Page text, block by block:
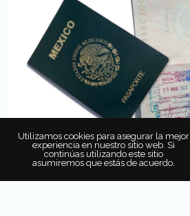
Utilizamos cookies para asegurar la mejor
experiencia en nuestro sitio web. Si
continúas utilizando este sitio
asumiremos que estás de acuerdo.